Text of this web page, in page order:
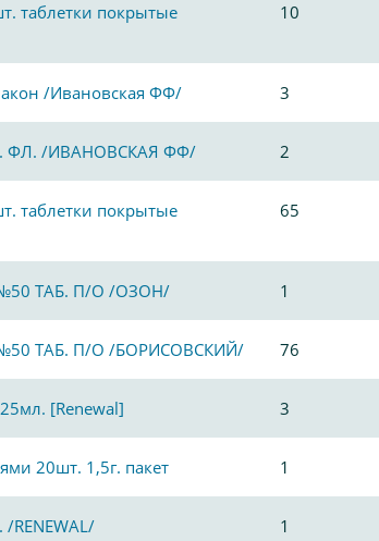
таблетки покрытые
10
/Ивановская ФФ/ 3
ФЛ. /ИВАНОВСКАЯ ФФ/ 2
таблетки покрытые
65
ТАБ. П/О /ОЗОН/ 1
ТАБ. П/О /БОРИСОВСКИЙ/ 76
[Renewal] 3
20шт. 1,5г. пакет 1
1